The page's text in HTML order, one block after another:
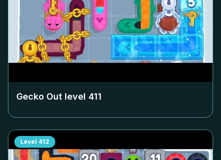
Gecko Out level 411
Level 412